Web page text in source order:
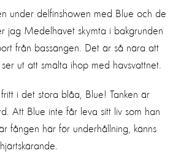
under delfinshowen med Blue och de
jag Medelhavet skymta i bakgrunden
från bassängen. Det är så nära att
ut att smälta ihop med havsvattnet.
i det stora blåa, Blue! Tanken är
Att Blue inte får leva sitt liv som han
fången här för underhållning, känns